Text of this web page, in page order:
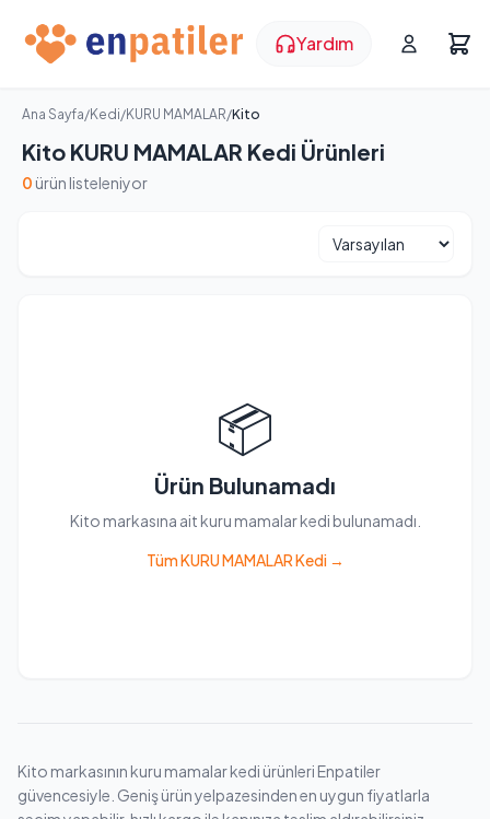
Yardım
Ana Sayfa/Kedi/KURU MAMALAR/Kito
Kito KURU MAMALAR Kedi Ürünleri
0 ürün listeleniyor
📦
Ürün Bulunamadı
Kito markasına ait kuru mamalar kedi bulunamadı.
Tüm KURU MAMALAR Kedi →
Kito markasının kuru mamalar kedi ürünleri Enpatiler
güvencesiyle. Geniş ürün yelpazesinden en uygun fiyatlarla